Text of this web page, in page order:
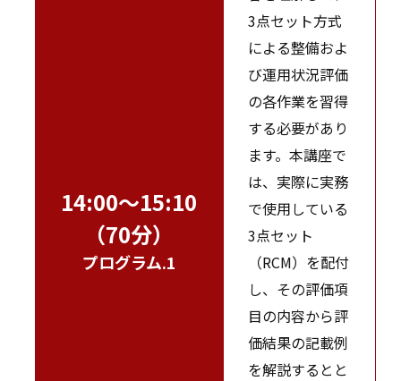
14:00～15:10
（70分）
プログラム.1
3点セット方式
による整備およ
び運用状況評価
の各作業を習得
する必要があり
ます。本講座で
は、実際に実務
で使用している
3点セット
（RCM）を配付
し、その評価項
目の内容から評
価結果の記載例
を解説するとと